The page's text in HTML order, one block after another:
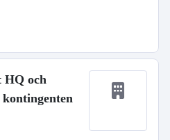
HQ och
kontingenten